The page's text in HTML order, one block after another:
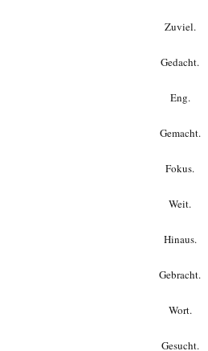
Zuviel.
Gedacht.
Eng.
Gemacht.
Fokus.
Weit.
Hinaus.
Gebracht.
Wort.
Gesucht.